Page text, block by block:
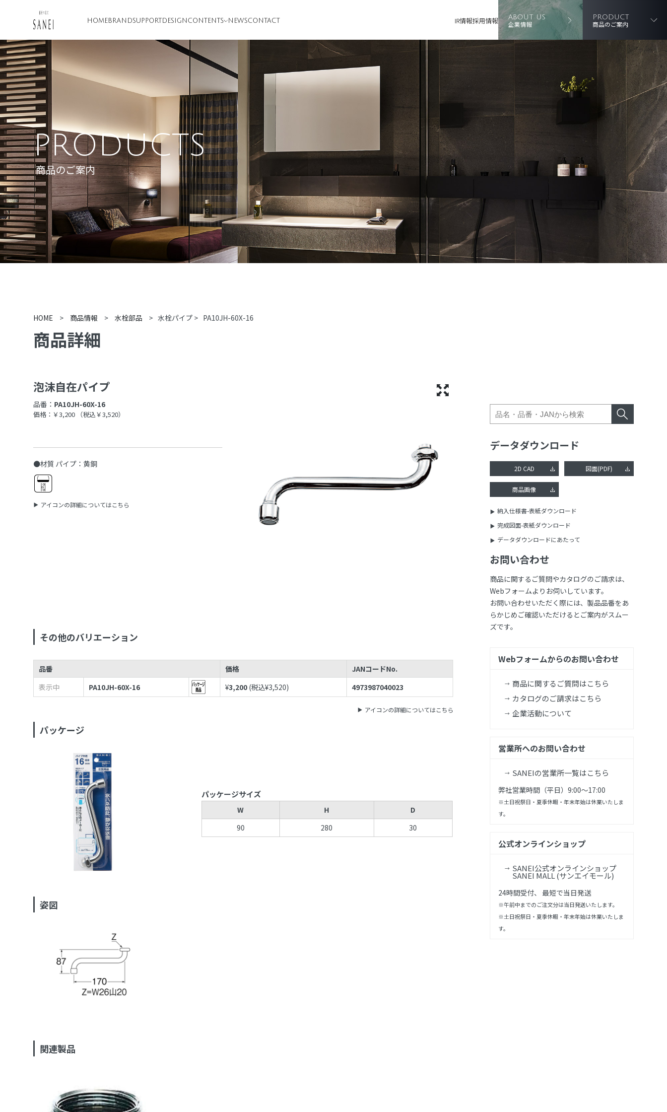
HOME BRANDSUPPORT DESIGN CONTENTS NEWSCONTACT IR情報採用情報 ABOUT US
企業情報
PRODUCT
商品のご案内
PRODUCTS
商品のご案内
HOME > 商品情報 > 水栓部品 > 水栓パイプ > PA10JH-60X-16
商品詳細
泡沫自在パイプ
品番： PA10JH-60X-16
価格：￥3,200 （税込￥3,520）
●材質 パイプ：黄銅
アイコンの詳細についてはこちら
その他のバリエーション
品番 価格
JANコードNo.
表示中
PA10JH-60X-16 ¥3,200 (税込¥3,520) 4973987040023
アイコンの詳細についてはこちら
パッケージ
パッケージサイズ
W H
D
90
280 30
姿図
関連製品
データダウンロード
2D CAD 図面(PDF)
商品画像
納入仕様書-表紙ダウンロード
完成図面-表紙ダウンロード
データダウンロードにあたって
お問い合わせ
商品に関するご質問やカタログのご請求は、
Webフォームよりお伺いしています。
お問い合わせいただく際には、製品品番をあ
らかじめご確認いただけるとご案内がスムー
ズです。
Webフォームからのお問い合わせ
商品に関するご質問はこちら
カタログのご請求はこちら
企業活動について
営業所へのお問い合わせ
SANEIの営業所一覧はこちら
弊社営業時間（平日）9:00～17:00
※土日祝祭日・夏季休暇・年末年始は休業いたしま
す。
公式オンラインショップ
SANEI公式オンラインショップ
SANEI MALL (サンエイモール)
24時間受付、 最短で当日発送
※午前中までのご注文分は当日発送いたします。
※土日祝祭日・夏季休暇・年末年始は休業いたしま
す。